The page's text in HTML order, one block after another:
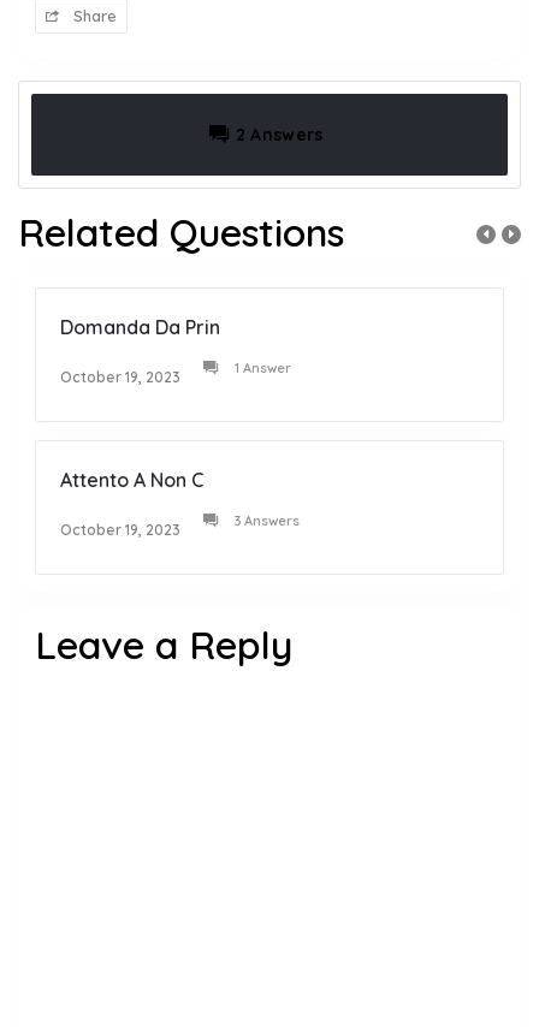
Share
2 Answers
Related Questions
Domanda Da Prin
October 19, 2023 1 Answer
Attento A Non C
October 19, 2023 3 Answers
Leave a Reply